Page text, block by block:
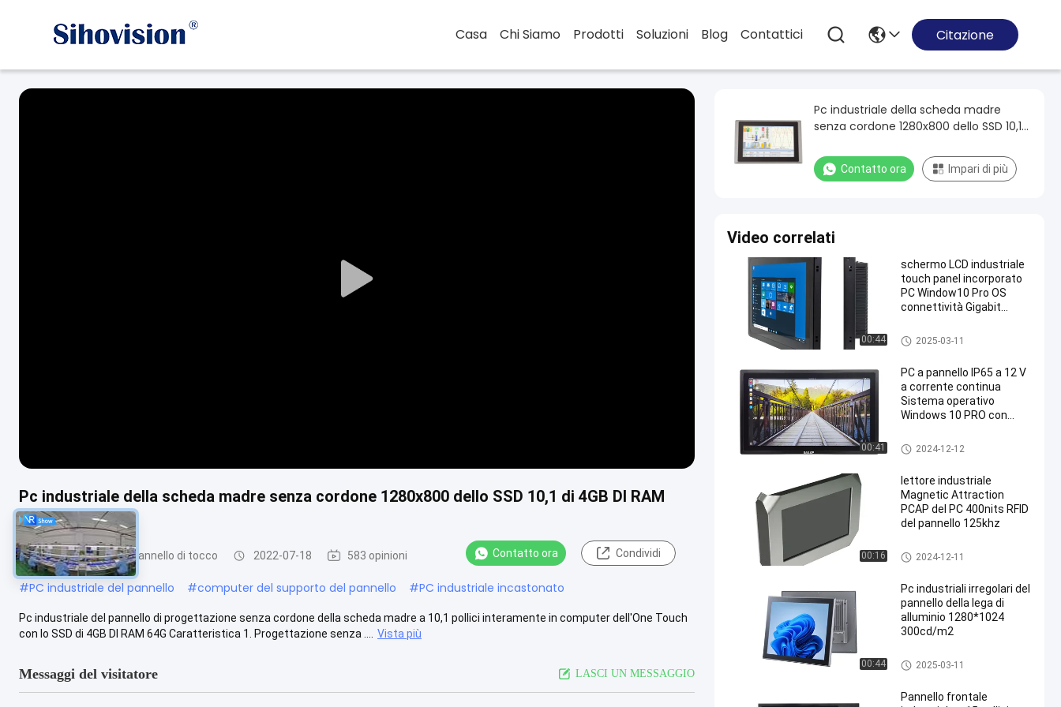
Casa Chi Siamo Prodotti Soluzioni Blog Contattici Citazione
Play
Pc industriale della scheda madre senza cordone 1280x800 dello SSD 10,1 di 4GB DI RAM
64G»
pc incastonato del pannello di tocco 2022-07-18 583 opinioni Contatto ora Condividi
#PC industriale del pannello #computer del supporto del pannello #PC industriale incastonato
Pc industriale del pannello di progettazione senza cordone della scheda madre a 10,1 pollici interamente in computer dell'One Touch
con lo SSD di 4GB DI RAM 64G Caratteristica 1. Progettazione senza ....
Vista più
Messaggi del visitatore LASCI UN MESSAGGIO
Pc industriale della scheda madre
senza cordone 1280x800 dello SSD 10,1
Contatto ora Impari di più
Video correlati
00:44
schermo LCD industriale
touch panel incorporato
PC Window10 Pro OS
connettività Gigabit
pc incastonato del pannello di
tocco
2025-03-11
00:41
PC a pannello IP65 a 12 V
a corrente continua
Sistema operativo
Windows 10 PRO con
pc del pannello ip65
2024-12-12
00:16
lettore industriale
Magnetic Attraction
PCAP del PC 400nits RFID
del pannello 125khz
PC industriale del pannello di t
occo
2024-12-11
00:44
Pc industriali irregolari del
pannello della lega di
alluminio 1280*1024
300cd/m2
pc incastonato del pannello di
tocco
2025-03-11
Pannello frontale